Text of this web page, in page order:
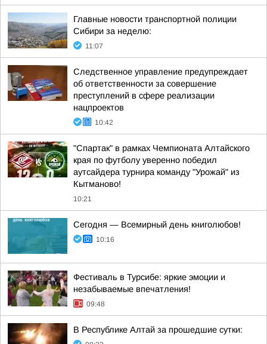
Главные новости транспортной полиции
Сибири за неделю:
11:07
Следственное управление предупреждает
об ответственности за совершение
преступлений в сфере реализации
нацпроектов
10:42
"Спартак" в рамках Чемпионата Алтайского
края по футболу уверенно победил
аутсайдера турнира команду "Урожай" из
Кытманово!
10:21
Сегодня — Всемирный день книголюбов!
10:16
Фестиваль в Турсибе: яркие эмоции и
незабываемые впечатления!
09:48
В Республике Алтай за прошедшие сутки: